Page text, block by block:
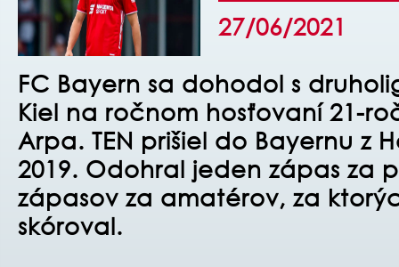
27/06/2021
FC Bayern sa dohodol s
Kiel na ročnom hosťovaní 21-
Arpa. TEN prišiel do Bayernu z
2019. Odohral jeden zápas za
zápasov za amatérov, za
skóroval.